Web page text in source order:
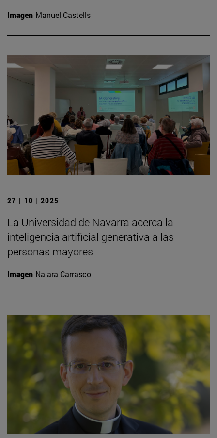
Imagen Manuel Castells
27 | 10 | 2025
La Universidad de Navarra acerca la
inteligencia artificial generativa a las
personas mayores
Imagen Naiara Carrasco